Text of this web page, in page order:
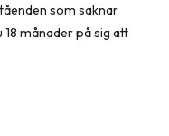
som saknar
månader på sig att